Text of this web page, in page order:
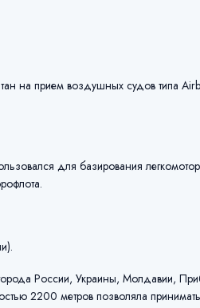
на прием воздушных судов типа
для базирования
России, Украины, Молдавии,
2200 метров позволяла